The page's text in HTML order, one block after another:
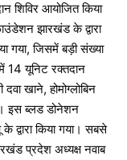
शिविर आयोजित किया
झारखंड के द्वारा
गया, जिसमें बड़ी संख्या
14 यूनिट रक्तदान
खाने, होमोग्लोबिन
इस ब्लड डोनेशन
द्वारा किया गया। सबसे
प्रदेश अध्यक्ष नवाब